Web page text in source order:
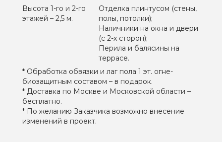
Высота 1-го и 2-го
этажей – 2,5 м.
Отделка плинтусом (стены,
полы, потолки);
Наличники на окна и двери
(с 2-х сторон);
Перила и балясины на
террасе.
* Обработка обвязки и лаг пола 1 эт. огне-
биозащитным составом – в подарок.
* Доставка по Москве и Московской области –
бесплатно.
* По желанию Заказчика возможно внесение
изменений в проект.